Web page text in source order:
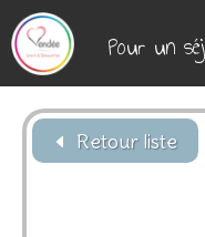
Pour un
D Retour liste